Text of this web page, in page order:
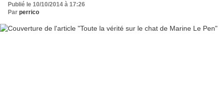
Publié le 10/10/2014 à 17:26
Par perrico